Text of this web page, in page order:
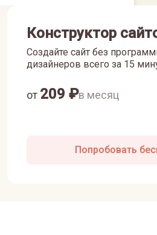
Конструктор
Создайте сайт без
дизайнеров всего за 15
от 209 ₽в месяц
Попробовать